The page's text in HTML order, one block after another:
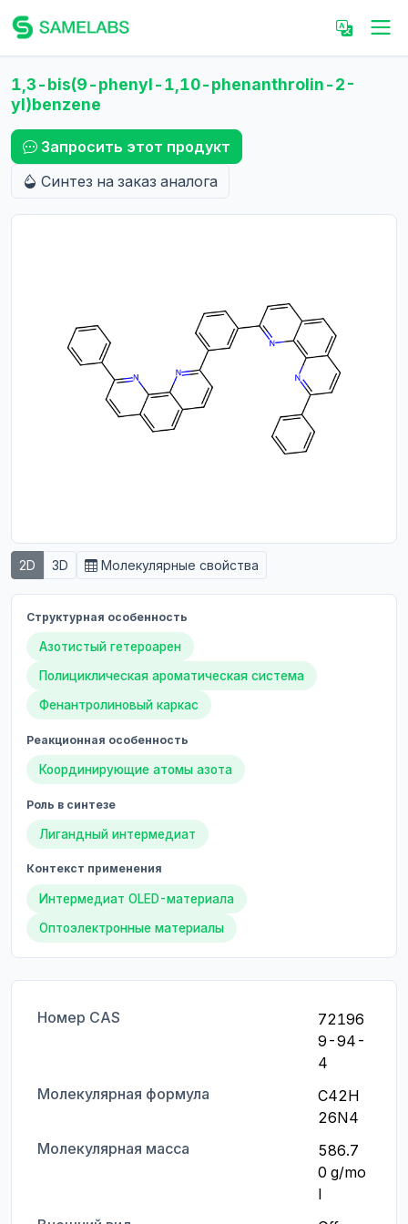
1,3-bis(9-phenyl-1,10-phenanthrolin-2-
yl)benzene
Запросить этот продукт
Синтез на заказ аналога
2D 3D Молекулярные свойства
Структурная особенность
Азотистый гетероарен
Полициклическая ароматическая система
Фенантролиновый каркас
Реакционная особенность
Координирующие атомы азота
Роль в синтезе
Лигандный интермедиат
Контекст применения
Интермедиат OLED-материала
Оптоэлектронные материалы
Номер CAS
72196
9-94-
4
Молекулярная формула
C42H
26N4
Молекулярная масса
586.7
0 g/mo
l